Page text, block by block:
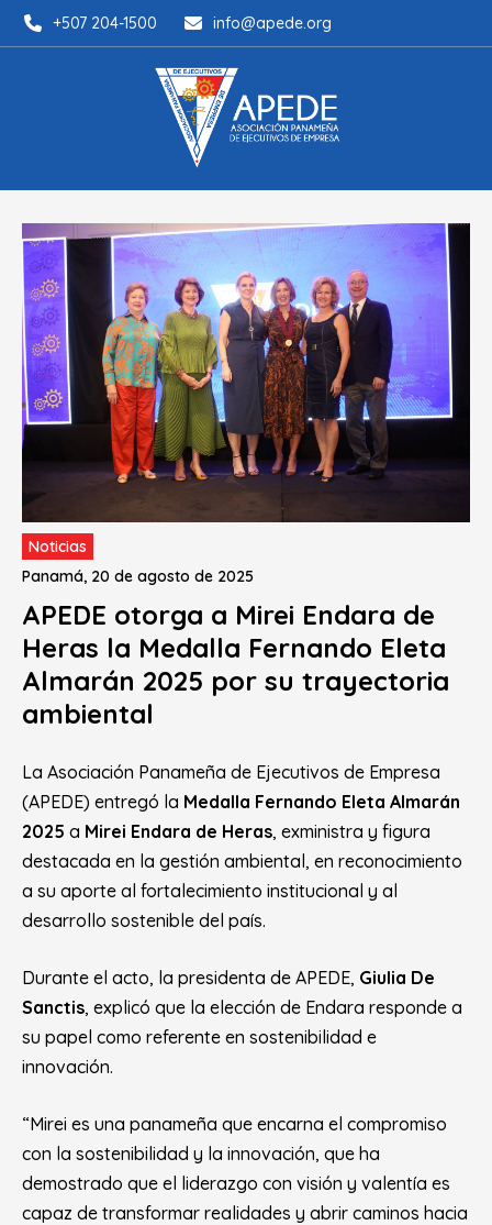
+507 204-1500 info@apede.org
Noticias
Panamá, 20 de agosto de 2025
APEDE otorga a Mirei Endara de
Heras la Medalla Fernando Eleta
Almarán 2025 por su trayectoria
ambiental
La Asociación Panameña de Ejecutivos de Empresa
(APEDE) entregó la Medalla Fernando Eleta Almarán
2025 a Mirei Endara de Heras, exministra y figura
destacada en la gestión ambiental, en reconocimiento
a su aporte al fortalecimiento institucional y al
desarrollo sostenible del país.
Durante el acto, la presidenta de APEDE, Giulia De
Sanctis, explicó que la elección de Endara responde a
su papel como referente en sostenibilidad e
innovación.
“Mirei es una panameña que encarna el compromiso
con la sostenibilidad y la innovación, que ha
demostrado que el liderazgo con visión y valentía es
capaz de transformar realidades y abrir caminos hacia